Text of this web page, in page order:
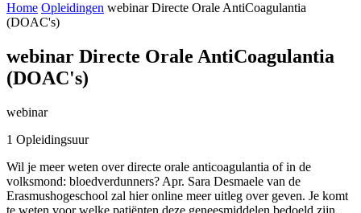
Home Opleidingen webinar Directe Orale AntiCoagulantia
(DOAC's)
webinar Directe Orale AntiCoagulantia
(DOAC's)
webinar
1 Opleidingsuur
Wil je meer weten over directe orale anticoagulantia of in de
volksmond: bloedverdunners? Apr. Sara Desmaele van de
Erasmushogeschool zal hier online meer uitleg over geven. Je komt
te weten voor welke patiënten deze geneesmiddelen bedoeld zijn,